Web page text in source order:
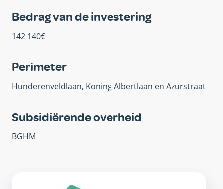
Bedrag van de investering
142 140€
Perimeter
Hunderenveldlaan, Koning Albertlaan en Azurstraat
Subsidiërende overheid
BGHM